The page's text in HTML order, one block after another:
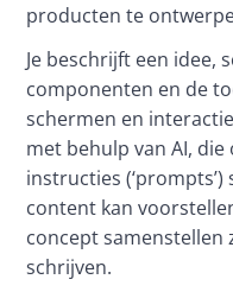
producten te
Je beschrijft een idee,
componenten en de
schermen en
met behulp van AI,
instructies
content kan
concept samenstellen
schrijven.